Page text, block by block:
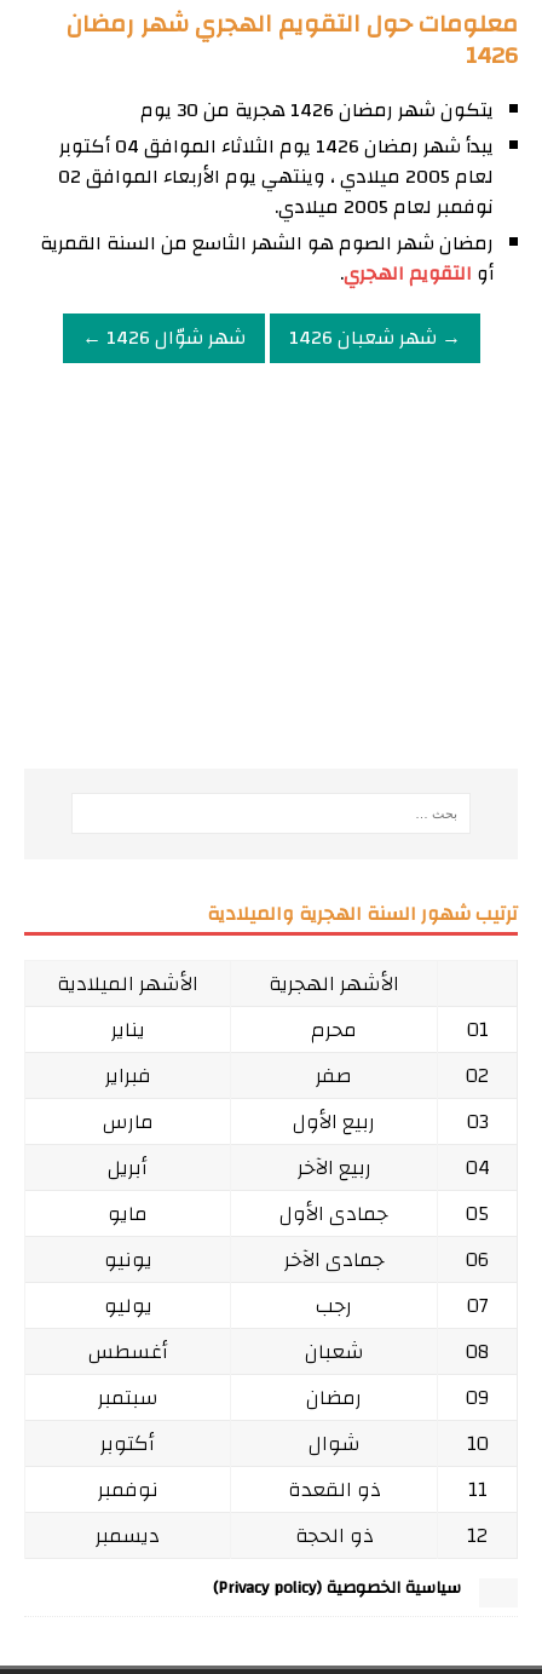
معلومات حول التقويم الهجري شهر رمضان
1426
يتكون شهر رمضان 1426 هجرية من 30 يوم
يبدأ شهر رمضان 1426 يوم الثلاثاء الموافق 04 أكتوبر
لعام 2005 ميلادي ، وينتهي يوم الأربعاء الموافق 02
نوفمبر لعام 2005 ميلادي.
رمضان شهر الصوم هو الشهر الثاسع من السنة القمرية
أو التقويم الهجري.
→ شهر شعبان 1426
شهر شوّال 1426 ←
ترتيب شهور السنة الهجرية والميلادية
الأشهر الهجرية
الأشهر الميلادية
01
محرم
يناير
02
صفر
فبراير
03
ربيع الأول
مارس
04
ربيع الآخر
أبريل
05
جمادى الأول
مايو
06
جمادى الآخر
يونيو
07
رجب
يوليو
08
شعبان
أغسطس
09
رمضان
سبتمبر
10
شوال
أكتوبر
11
ذو القعدة
نوفمبر
12
ذو الحجة ديسمبر
سياسية الخصوصية (Privacy policy)